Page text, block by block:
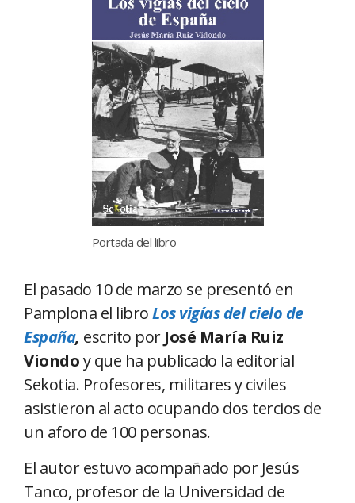
Portada del libro
El pasado 10 de marzo se presentó en
Pamplona el libroLos vigías del cielo de
España, escrito por José María Ruiz
Viondoy que ha publicado la editorial
Sekotia. Profesores, militares y civiles
asistieron al acto ocupando dos tercios de
un aforo de 100 personas.
El autor estuvo acompañado por Jesús
Tanco, profesor de la Universidad de